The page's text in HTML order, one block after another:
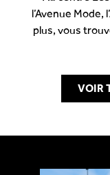
l’Avenue Mode,
plus, vous
VOIR